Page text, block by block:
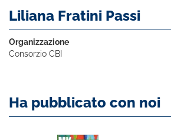
Liliana Fratini Passi
Organizzazione
Consorzio CBI
Ha pubblicato con noi